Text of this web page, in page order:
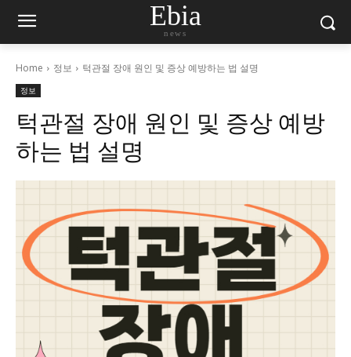
Ebia
news
Home 정보 턱관절 장애 원인 및 증상 예방하는 법 설명
정보
턱관절 장애 원인 및 증상 예방
하는 법 설명